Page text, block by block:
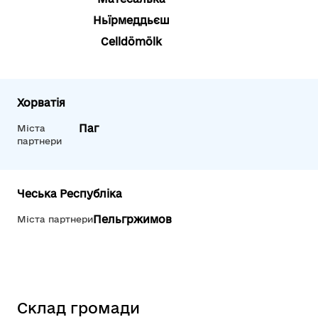
Ньїрмеддьєш
Celldömölk
Хорватія
Міста
партнери
Паг
Чеська Республіка
Міста партнериПельгржимов
Склад громади